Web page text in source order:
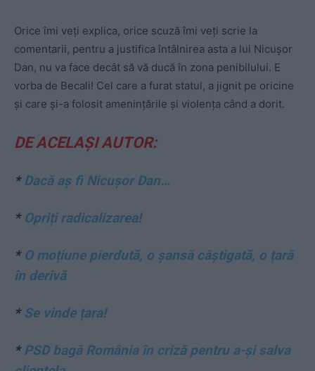
Orice îmi veți explica, orice scuză îmi veți scrie la
comentarii, pentru a justifica întâlnirea asta a lui Nicușor
Dan, nu va face decât să vă ducă în zona penibilului. E
vorba de Becali! Cel care a furat statul, a jignit pe oricine
și care și-a folosit amenințările și violența când a dorit.
DE ACELAȘI AUTOR:
*Dacă aș fi Nicușor Dan…
* Opriți radicalizarea!
* O moțiune pierdută, o șansă câștigată, o țară
în derivă
* Se vinde țara!
*PSD bagă România în criză pentru a-și salva